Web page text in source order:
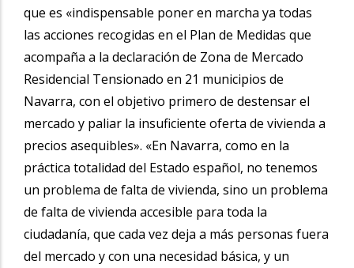
que es «indispensable poner en marcha ya todas
las acciones recogidas en el Plan de Medidas que
acompaña a la declaración de Zona de Mercado
Residencial Tensionado en 21 municipios de
Navarra, con el objetivo primero de destensar el
mercado y paliar la insuficiente oferta de vivienda a
precios asequibles». «En Navarra, como en la
práctica totalidad del Estado español, no tenemos
un problema de falta de vivienda, sino un problema
de falta de vivienda accesible para toda la
ciudadanía, que cada vez deja a más personas fuera
del mercado y con una necesidad básica, y un